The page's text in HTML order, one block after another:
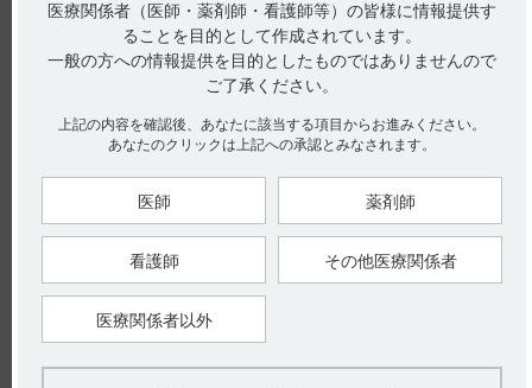
電子添文には、悪性症候群の症状と対処法に関して以下の記載
があります。
11. 副作用
11.1 重大な副作用
11.1.5 悪性症候群（頻度不明）（引用1）
不随意運動、血清CK上昇等があらわれるおそれがある。この
ような症状が認められた場合には、体温冷却及び補液等の全身
管理とともに、適切な処置を行うこと。
厚生労働省の重篤副作用疾患別対応マニュアルには、悪性症候
群に関して以下の記載があります。
■臨床症状（引用2）
精神神経用薬服用、あるいは悪性症候群を惹起しうる薬物の服
用下の、急性の発熱や意識障害、錐体外路症状（筋強剛、振
戦、ジストニア、構音障害、嚥下障害、流涎など）、自律神経
症状（発汗、頻脈・動悸、血圧の変動、尿閉など）、他にミオ
クローヌス、呼吸不全などを認める。
重症例では、骨格筋組織の融解を併発、進行し血中および尿中
ミオグロビンが高値となり、腎障害を来たし急性腎不全に至る
医療関係者（医師・薬剤師・看護師等）の皆様に情報提供す
ることを目的として作成されています。
一般の方への情報提供を目的としたものではありませんので
ご了承ください。
上記の内容を確認後、あなたに該当する項目からお進みください。
あなたのクリックは上記への承認とみなされます。
医師 薬剤師
看護師 その他医療関係者
医療関係者以外